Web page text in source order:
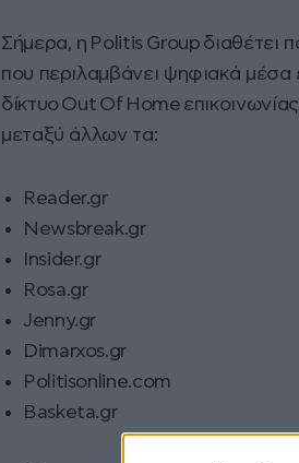
Σήμερα, η Politis Group
που περιλαμβάνει ψηφιακά
δίκτυο Out Of Home
μεταξύ άλλων τα:
Reader.gr
Newsbreak.gr
Insider.gr
Rosa.gr
Jenny.gr
Dimarxos.gr
Politisonline.com
Basketa.gr